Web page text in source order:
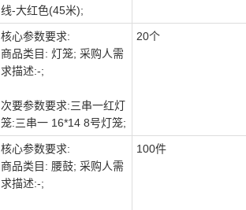
线-大红色(45米);
核心参数要求:
商品类目: 灯笼; 采购人需
求描述:-;
次要参数要求:三串一红灯
笼:三串一 16*14 8号灯笼;
20个
核心参数要求:
商品类目: 腰鼓; 采购人需
求描述:-;
100件